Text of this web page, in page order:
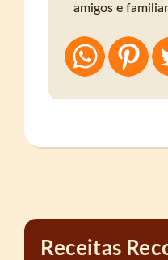
amigos e
Receitas